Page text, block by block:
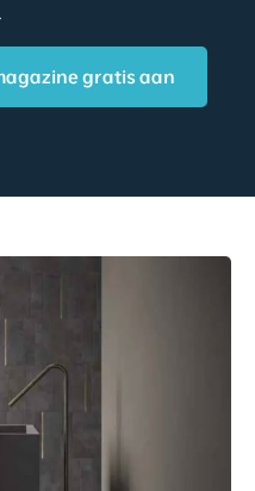
gratis aan